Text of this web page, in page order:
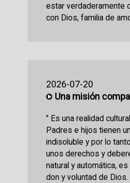
estar verdaderamente
con Dios, familia de
2026-07-20
Una misión
" Es una realidad
Padres e hijos tienen
indisoluble y por lo
unos derechos y
natural y automática,
don y voluntad de Dios.